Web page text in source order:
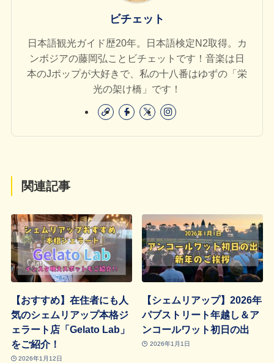
ビチェット
日本語観光ガイド歴20年。日本語検定N2取得。カ
ンボジアの藤岡弘ことビチェットです！音楽は日
本のJポップが大好きで、私の十八番はゆずの「栄
光の架け橋」です！
関連記事
【おすすめ】在住者にも人
気のシェムリアップ本格ジ
ェラート店「Gelato Lab」
をご紹介！
2026年1月12日
【シェムリアップ】2026年
パブストリート年越し＆ア
ンコールワット初日の出
2026年1月1日